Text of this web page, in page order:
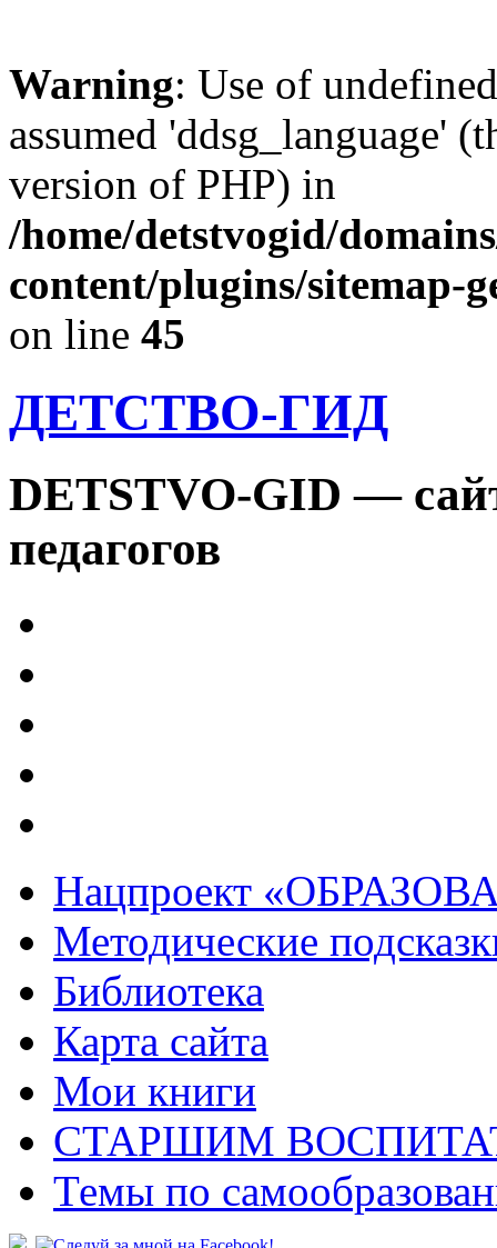
Warning: Use of
assumed 'ddsg_language'
version of PHP) in
/home/detstvogid/
content/plugins/sitemap-
on line 45
ДЕТСТВО-ГИД
DETSTVO-GID —
педагогов
Нацпроект
Методические
Библиотека
Карта сайта
Мои книги
СТАРШИМ
Темы по